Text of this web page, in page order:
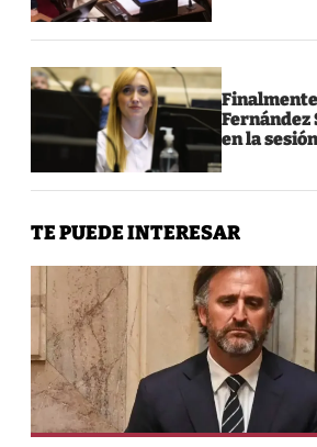
Fernández
en la
TE PUEDE INTERESAR